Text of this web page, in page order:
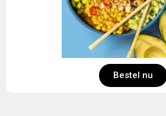
Bestel nu